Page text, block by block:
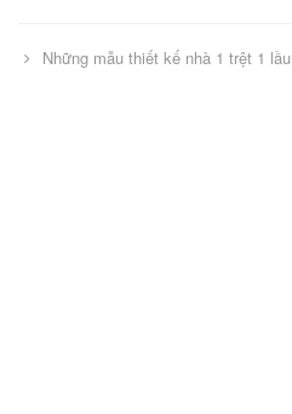
Những mẫu thiết kế nhà 1 trệt 1 lầu